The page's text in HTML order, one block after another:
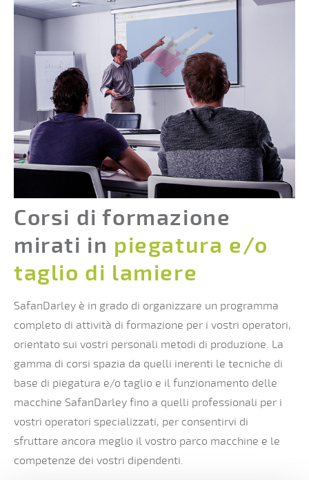
Corsi di formazione
mirati in piegatura e/o
taglio di lamiere
SafanDarley è in grado di organizzare un programma
completo di attività di formazione per i vostri operatori,
orientato sui vostri personali metodi di produzione. La
gamma di corsi spazia da quelli inerenti le tecniche di
base di piegatura e/o taglio e il funzionamento delle
macchine SafanDarley fino a quelli professionali per i
vostri operatori specializzati, per consentirvi di
sfruttare ancora meglio il vostro parco macchine e le
competenze dei vostri dipendenti.